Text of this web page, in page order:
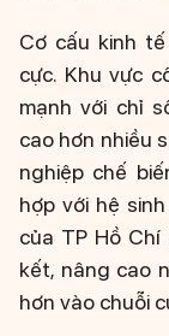
Cơ cấu kinh
cực. Khu vực
mạnh với chỉ
cao hơn nhiều
nghiệp chế
hợp với hệ
của TP Hồ
kết, nâng cao
hơn vào chuỗi